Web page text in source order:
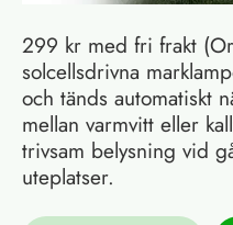
299 kr med fri frakt
solcellsdrivna
och tänds automatiskt
mellan varmvitt eller
trivsam belysning vid
uteplatser.